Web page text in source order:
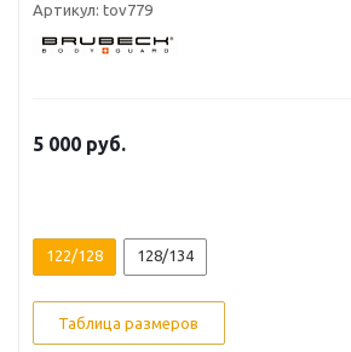
Артикул: tov779
5 000 руб.
122/128 128/134
Таблица размеров